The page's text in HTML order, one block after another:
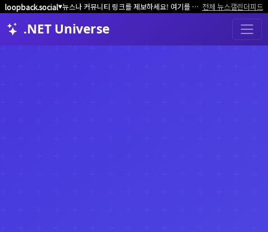
loopback.social▼ 뉴스나 커뮤니티 링크를 제보하세요! 여기를 클릭해서 알려주세요. 전체 뉴스캘린더피드
.NET Universe